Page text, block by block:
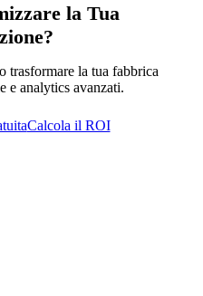
la Tua
trasformare la tua fabbrica
e analytics avanzati.
Calcola il ROI